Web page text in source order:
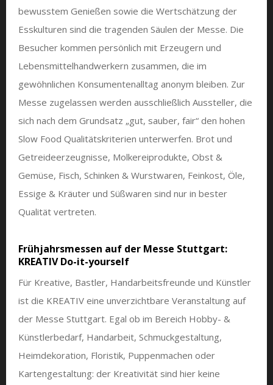
bewusstem Genießen sowie die Wertschätzung der
Esskulturen sind die tragenden Säulen der Messe. Die
Besucher kommen persönlich mit Erzeugern und
Lebensmittelhandwerkern zusammen, die im
gewöhnlichen Konsumentenalltag anonym bleiben. Zur
Messe zugelassen werden ausschließlich Aussteller, die
sich nach dem Grundsatz „gut, sauber, fair“ den hohen
Slow Food Qualitätskriterien unterwerfen. Brot und
Getreideerzeugnisse, Molkereiprodukte, Obst &
Gemüse, Fisch, Schinken & Wurstwaren, Feinkost, Öle,
Essige & Kräuter und Süßwaren sind nur in bester
Qualität vertreten.
Frühjahrsmessen auf der Messe Stuttgart:
KREATIV Do-it-yourself
Für Kreative, Bastler, Handarbeitsfreunde und Künstler
ist die KREATIV eine unverzichtbare Veranstaltung auf
der Messe Stuttgart. Egal ob im Bereich Hobby- &
Künstlerbedarf, Handarbeit, Schmuckgestaltung,
Heimdekoration, Floristik, Puppenmachen oder
Kartengestaltung: der Kreativität sind hier keine